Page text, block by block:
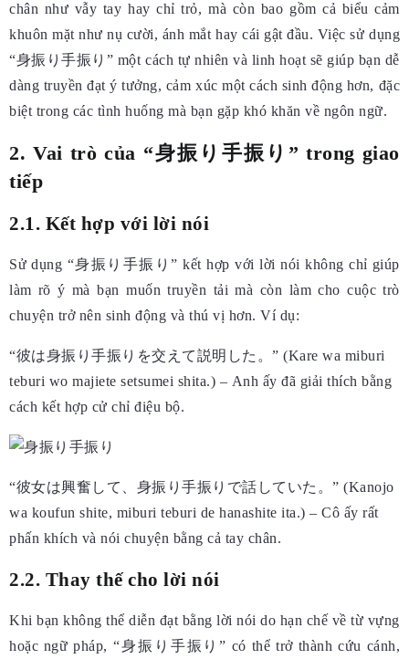
chân như vẫy tay hay chỉ trỏ, mà còn bao gồm cả biểu cảm
khuôn mặt như nụ cười, ánh mắt hay cái gật đầu. Việc sử dụng
“身振り手振り” một cách tự nhiên và linh hoạt sẽ giúp bạn dễ
dàng truyền đạt ý tưởng, cảm xúc một cách sinh động hơn, đặc
biệt trong các tình huống mà bạn gặp khó khăn về ngôn ngữ.
2. Vai trò của “身振り手振り” trong giao
tiếp
2.1. Kết hợp với lời nói
Sử dụng “身振り手振り” kết hợp với lời nói không chỉ giúp
làm rõ ý mà bạn muốn truyền tải mà còn làm cho cuộc trò
chuyện trở nên sinh động và thú vị hơn. Ví dụ:
“彼は身振り手振りを交えて説明した。” (Kare wa miburi
teburi wo majiete setsumei shita.) – Anh ấy đã giải thích bằng
cách kết hợp cử chỉ điệu bộ.
“彼女は興奮して、身振り手振りで話していた。” (Kanojo
wa koufun shite, miburi teburi de hanashite ita.) – Cô ấy rất
phấn khích và nói chuyện bằng cả tay chân.
2.2. Thay thế cho lời nói
Khi bạn không thể diễn đạt bằng lời nói do hạn chế về từ vựng
hoặc ngữ pháp, “身振り手振り” có thể trở thành cứu cánh,